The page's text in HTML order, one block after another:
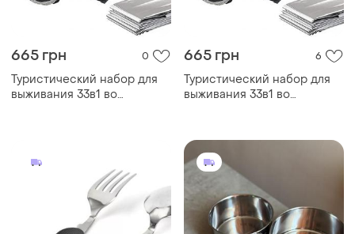
665 грн 0
Туристический набор для
выживания 33в1 во
665 грн 6
Туристический набор для
выживания 33в1 во